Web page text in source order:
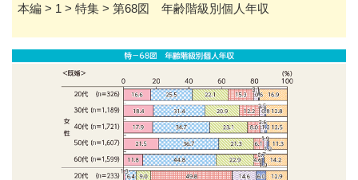
本編 > 1 > 特集 > 第68図 年齢階級別個人年収